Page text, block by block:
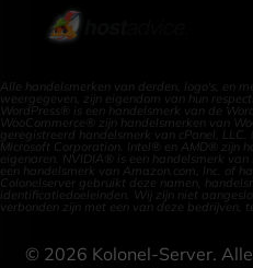
Alle handelsmerken van derden, logo's, en
weergegeven, zijn eigendom van hun
WordPress® is een handelsmerk van de
WooCommerce® zijn handelsmerken van
geregistreerd handelsmerk van cPanel,
Microsoft Corporation. Intel® en AMD® zijn
eigenaren. NVIDIA® is een handelsmerk
een handelsmerk van Amazon.com, Inc. of
Colonelserver gebruikt deze namen,
identificatiedoeleinden. Wij zijn niet
verbonden zijn met een van deze bedrijven,
© 2026 Kolonel-Server. Alle